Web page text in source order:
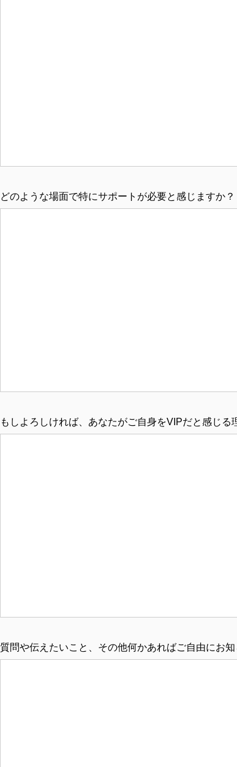
どのような場面で特にサポートが必要と感じますか？
もしよろしければ、あなたがご自身をVIPだと感じ
質問や伝えたいこと、その他何かあればご自由にお